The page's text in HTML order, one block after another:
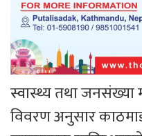
स्वास्थ्य तथा जनसंख्या
विवरण अनुसार